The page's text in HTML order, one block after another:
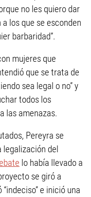
no les quiero dar
los que se esconden
barbaridad”.
mujeres que
que se trata de
sea legal o no” y
todos los
las amenazas.
Pereyra se
legalización del
lo había llevado a
se giró a
e inició una